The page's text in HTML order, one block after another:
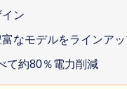
ン
なモデルをラインア
て約80％電力削減